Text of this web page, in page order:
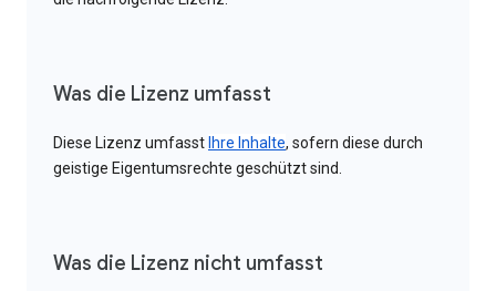
Was die Lizenz umfasst
Diese Lizenz umfasst Ihre Inhalte, sofern diese durch
geistige Eigentumsrechte geschützt sind.
Was die Lizenz nicht umfasst